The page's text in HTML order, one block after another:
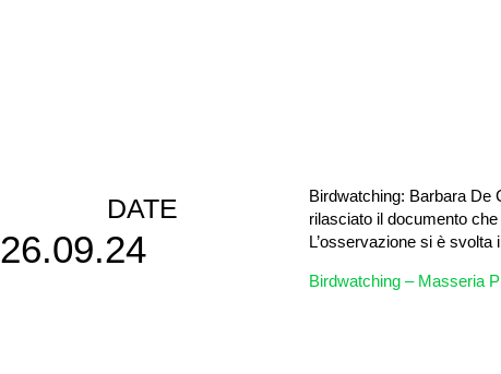
DATE
26.09.24
Birdwatching: Barbara De
rilasciato il documento
L’osservazione si è
Birdwatching – Masseria